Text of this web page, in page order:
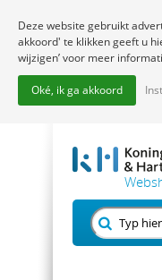
Deze website gebruikt
akkoord' te klikken geeft u
wijzigen’ voor meer
Oké, ik ga akkoord